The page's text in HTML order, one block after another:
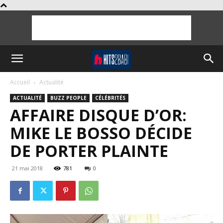
Accueil Actualité
ACTUALITÉ BUZZ PEOPLE CÉLÉBRITÉS
AFFAIRE DISQUE D’OR:
MIKE LE BOSSO DÉCIDE
DE PORTER PLAINTE
21 mai 2018 781 0